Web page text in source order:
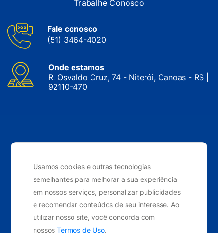
Usamos cookies e outras tecnologias
semelhantes para melhorar a sua experiência
em nossos serviços, personalizar publicidades
e recomendar conteúdos de seu interesse. Ao
utilizar nosso site, você concorda com
nossosTermos de Uso.
Trabalhe Conosco
Fale conosco
(51) 3464-4020
Onde estamos
R. Osvaldo Cruz, 74 - Niterói, Canoas - RS |
92110-470
reservados. 2024
Desenvolvido por Elo Ideias